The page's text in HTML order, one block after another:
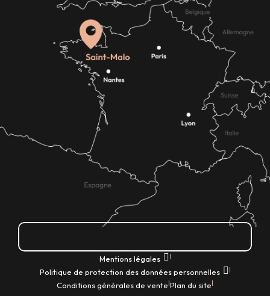
Mentions légales |
Politique de protection des données personnelles |
Conditions générales de vente|Plan du site|